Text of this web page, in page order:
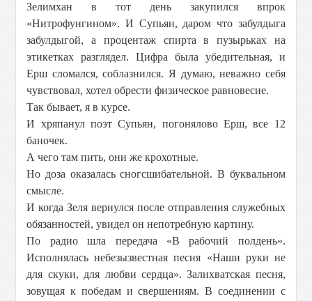
Зелимхан в тот день закупился впрок
«Нитрофунгином». И Супьян, даром что забулдыга
забулдыгой, а процентаж спирта в пузырьках на
этикетках разглядел. Цифра была убедительная, и
Ерш сломался, соблазнился. Я думаю, неважно себя
чувствовал, хотел обрести физическое равновесие.
Так бывает, я в курсе.
И хряпанул поэт Супьян, погонялово Ерш, все 12
баночек.
А чего там пить, они же крохотные.
Но доза оказалась сногсшибательной. В буквальном
смысле.
И когда Зеля вернулся после отправления служебных
обязанностей, увидел он непотребную картину.
По радио шла передача «В рабочий полдень».
Исполнялась небезызвестная песня «Наши руки не
для скуки, для любви сердца». Залихватская песня,
зовущая к победам и свершениям. В соединении с